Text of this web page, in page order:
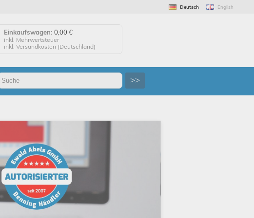
Deutsch English
Einkaufswagen: 0,00 €
inkl. Mehrwertsteuer
inkl. Versandkosten (Deutschland)
Zur Kasse
Bestellung erfolgreich!
Auf Wiedersehen!
>>